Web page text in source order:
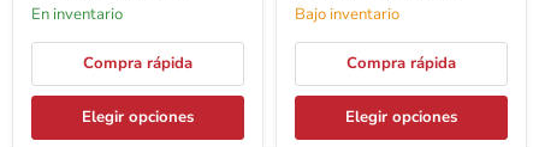
En inventario
Compra rápida
Elegir opciones
Bajo inventario
Compra rápida
Elegir opciones